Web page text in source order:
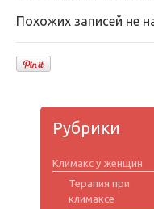
Похожих записей не
Рубрики
Климакс у женщин
Терапия при
климаксе